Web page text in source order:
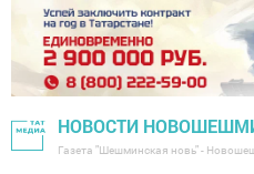
НОВОСТИ
Газета "Шешминская новь" -